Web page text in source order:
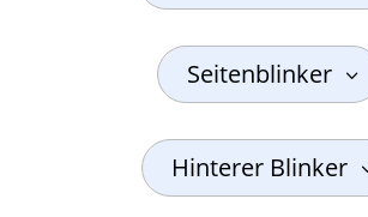
Seitenblinker
Hinterer Blinker